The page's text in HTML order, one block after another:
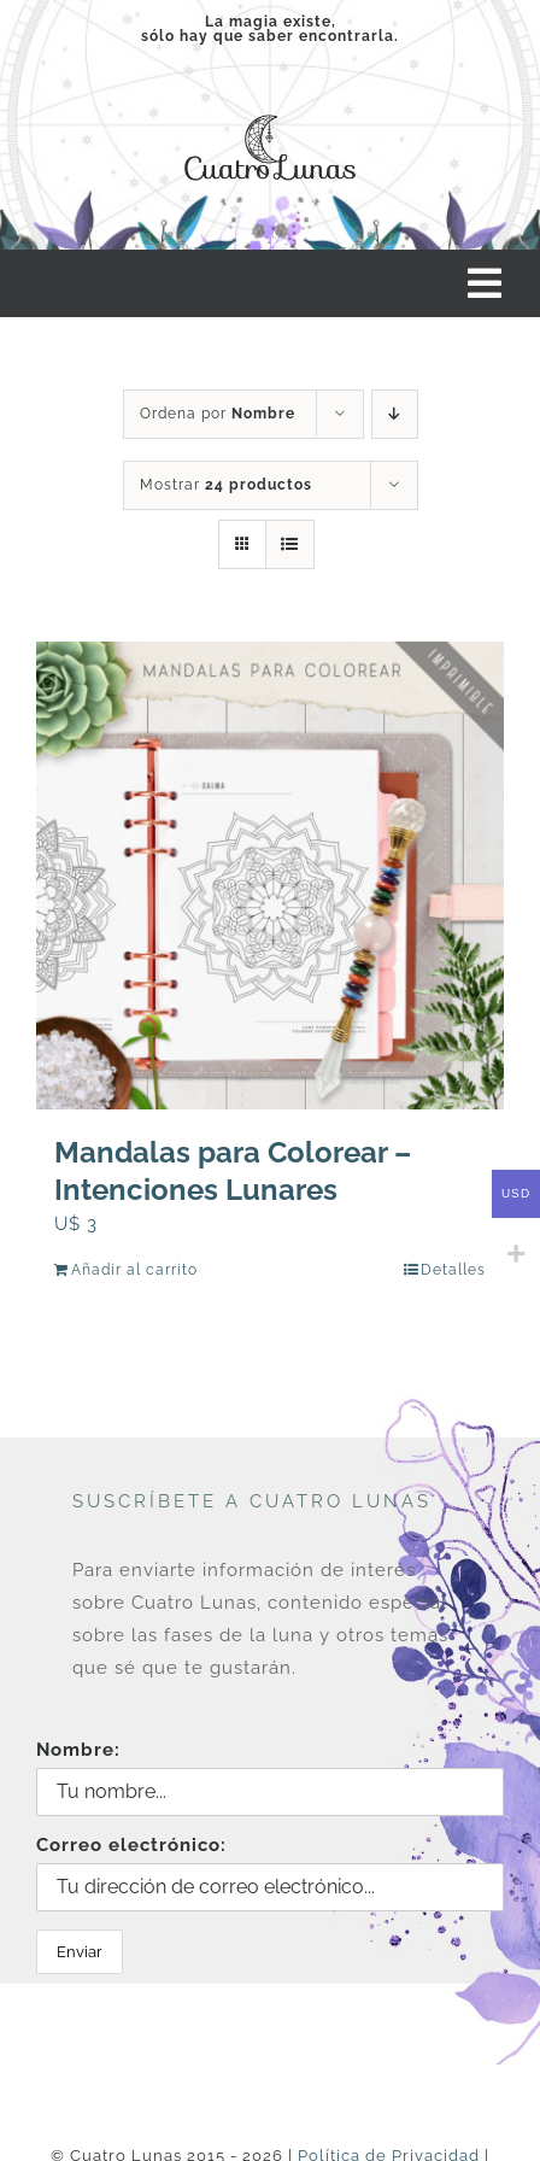
Saltar
contenido
La magia existe,
sólo hay que saber encontrarla.
SERVICIOS
PRODUCTOS
ARTÍCULOS
ACERCA
CONTACTO
Carrito
Ordena por Nombre
Mostrar 24 productos
Mandalas para Colorear –
Intenciones Lunares
U$ 3
Añadir al carrito Detalles
SUSCRÍBETE A CUATRO LUNAS
Para enviarte información de interés
sobre Cuatro Lunas, contenido especial
sobre las fases de la luna y otros temas
que sé que te gustarán.
Nombre:
Correo electrónico:
© Cuatro Lunas 2015 - 2026 | Política de Privacidad
USD